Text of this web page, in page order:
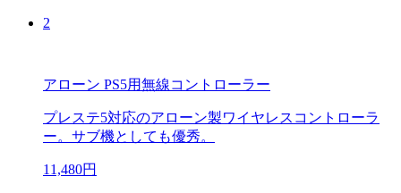
2
アローン PS5用無線コントローラー
プレステ5対応のアローン製ワイヤレスコントローラ
ー。サブ機としても優秀。
11,480円